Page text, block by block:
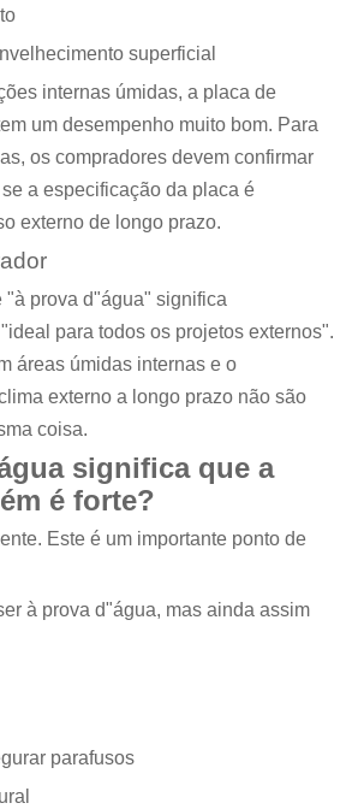
superficial
internas úmidas, a placa de
um desempenho muito bom. Para
os compradores devem confirmar
a especificação da placa é
externo de longo prazo.
"à prova d"água" significa
para todos os projetos externos".
áreas úmidas internas e o
externo a longo prazo não são
coisa.
significa que a
é forte?
Este é um importante ponto de
à prova d"água, mas ainda assim
parafusos